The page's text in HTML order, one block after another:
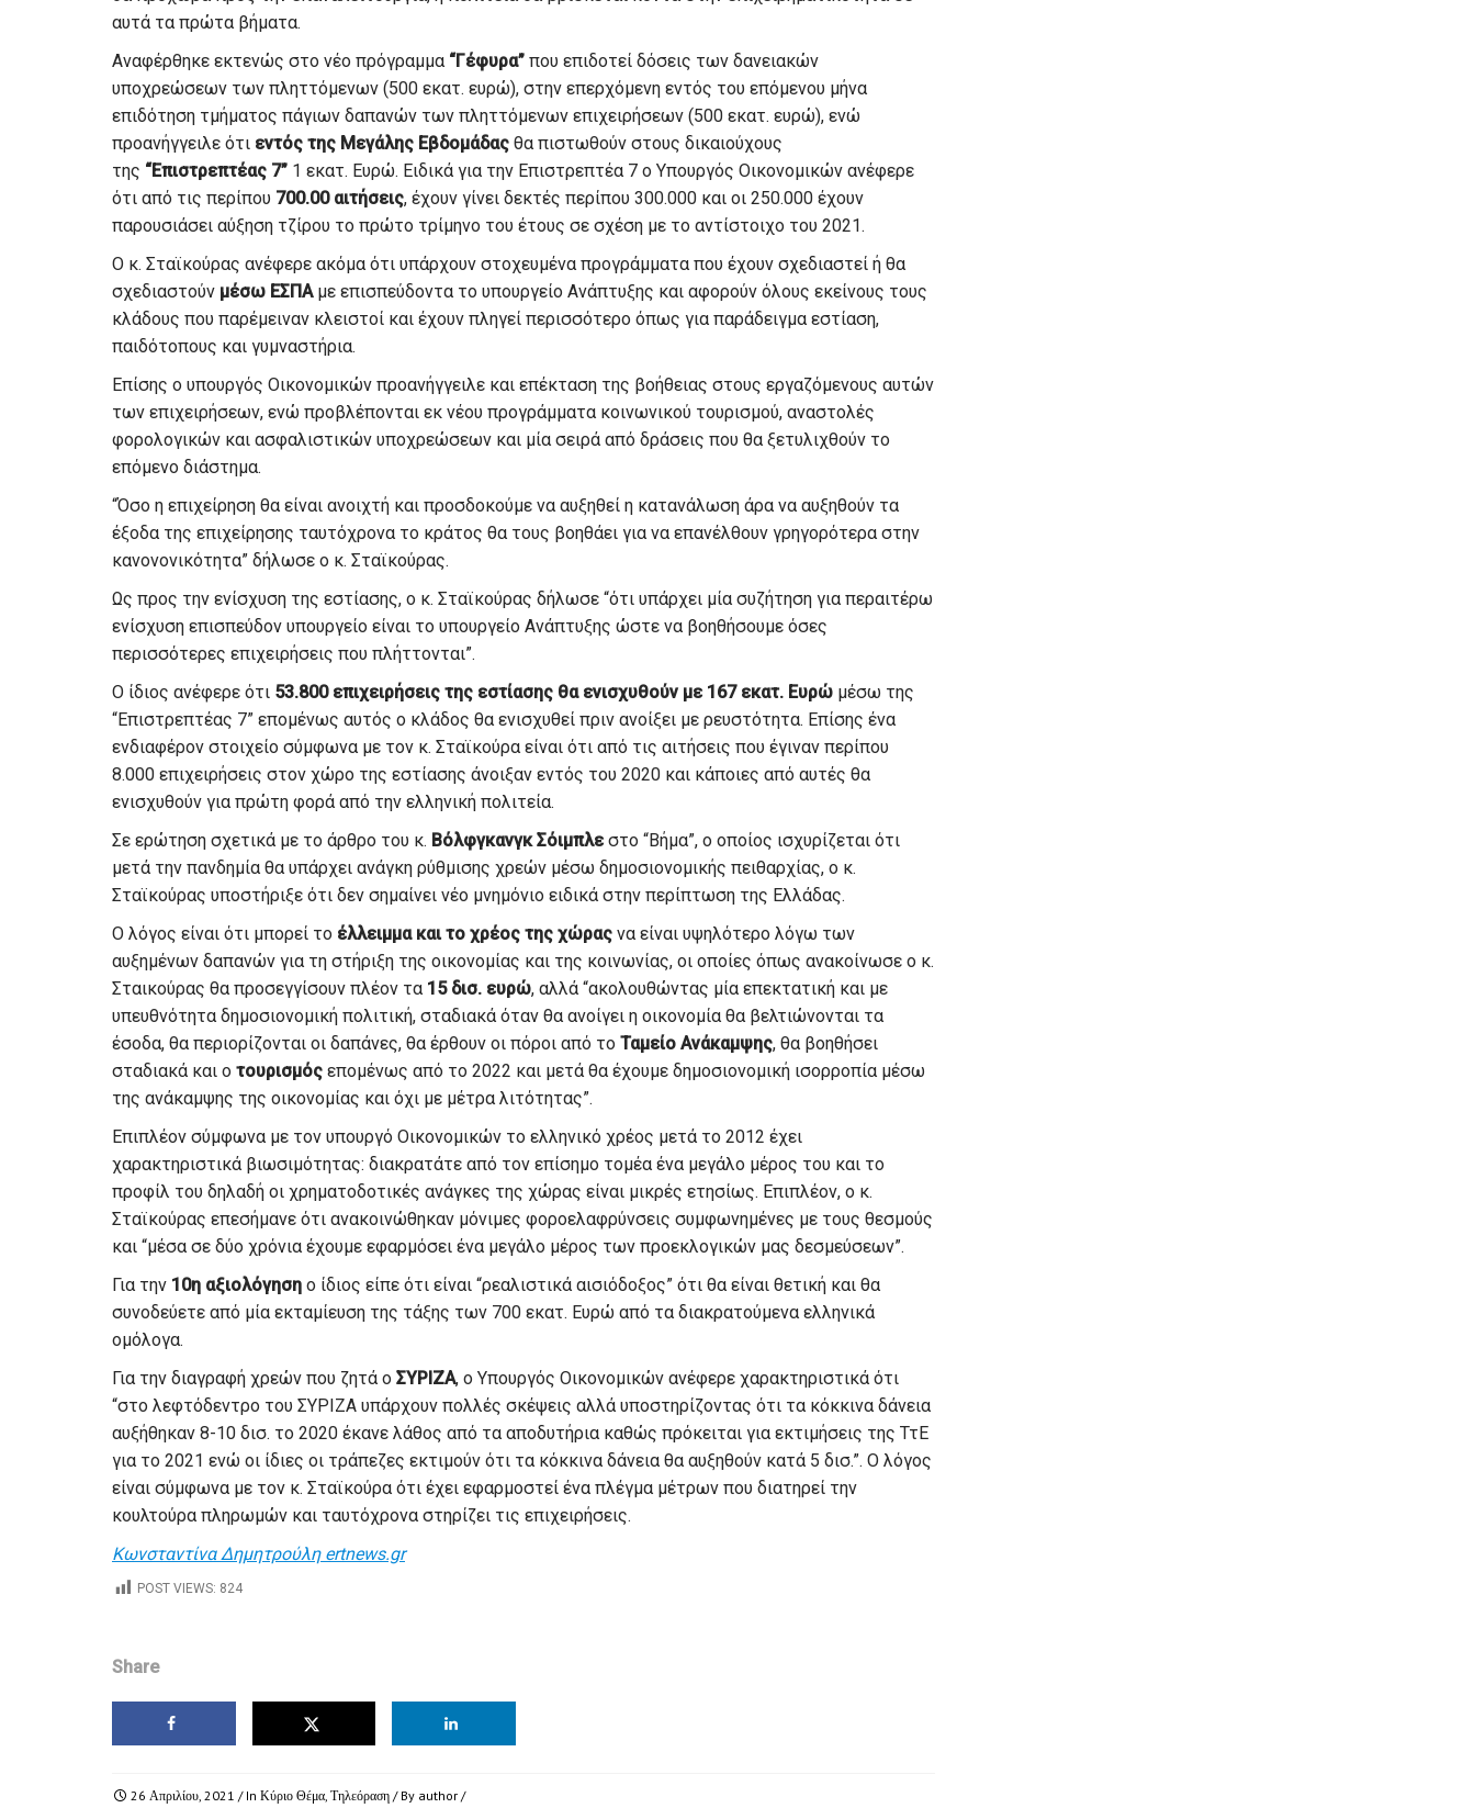
αυτά τα πρώτα βήματα.
Αναφέρθηκε εκτενώς στο νέο πρόγραμμα “Γέφυρα” που επιδοτεί δόσεις των δανειακών
υποχρεώσεων των πληττόμενων (500 εκατ. ευρώ), στην επερχόμενη εντός του επόμενου μήνα
επιδότηση τμήματος πάγιων δαπανών των πληττόμενων επιχειρήσεων (500 εκατ. ευρώ), ενώ
προανήγγειλε ότι εντός της Μεγάλης Εβδομάδας θα πιστωθούν στους δικαιούχους
της “Επιστρεπτέας 7” 1 εκατ. Ευρώ. Ειδικά για την Επιστρεπτέα 7 ο Υπουργός Οικονομικών ανέφερε
ότι από τις περίπου 700.00 αιτήσεις, έχουν γίνει δεκτές περίπου 300.000 και οι 250.000 έχουν
παρουσιάσει αύξηση τζίρου το πρώτο τρίμηνο του έτους σε σχέση με το αντίστοιχο του 2021.
Ο κ. Σταϊκούρας ανέφερε ακόμα ότι υπάρχουν στοχευμένα προγράμματα που έχουν σχεδιαστεί ή θα
σχεδιαστούν μέσω ΕΣΠΑμε επισπεύδοντα το υπουργείο Ανάπτυξης και αφορούν όλους εκείνους τους
κλάδους που παρέμειναν κλειστοί και έχουν πληγεί περισσότερο όπως για παράδειγμα εστίαση,
παιδότοπους και γυμναστήρια.
Επίσης ο υπουργός Οικονομικών προανήγγειλε και επέκταση της βοήθειας στους εργαζόμενους αυτών
των επιχειρήσεων, ενώ προβλέπονται εκ νέου προγράμματα κοινωνικού τουρισμού, αναστολές
φορολογικών και ασφαλιστικών υποχρεώσεων και μία σειρά από δράσεις που θα ξετυλιχθούν το
επόμενο διάστημα.
“Όσο η επιχείρηση θα είναι ανοιχτή και προσδοκούμε να αυξηθεί η κατανάλωση άρα να αυξηθούν τα
έξοδα της επιχείρησης ταυτόχρονα το κράτος θα τους βοηθάει για να επανέλθουν γρηγορότερα στην
κανονονικότητα” δήλωσε ο κ. Σταϊκούρας.
Ως προς την ενίσχυση της εστίασης, ο κ. Σταϊκούρας δήλωσε “ότι υπάρχει μία συζήτηση για περαιτέρω
ενίσχυση επισπεύδον υπουργείο είναι το υπουργείο Ανάπτυξης ώστε να βοηθήσουμε όσες
περισσότερες επιχειρήσεις που πλήττονται”.
Ο ίδιος ανέφερε ότι 53.800 επιχειρήσεις της εστίασης θα ενισχυθούν με 167 εκατ. Ευρώ μέσω της
“Επιστρεπτέας 7” επομένως αυτός ο κλάδος θα ενισχυθεί πριν ανοίξει με ρευστότητα. Επίσης ένα
ενδιαφέρον στοιχείο σύμφωνα με τον κ. Σταϊκούρα είναι ότι από τις αιτήσεις που έγιναν περίπου
8.000 επιχειρήσεις στον χώρο της εστίασης άνοιξαν εντός του 2020 και κάποιες από αυτές θα
ενισχυθούν για πρώτη φορά από την ελληνική πολιτεία.
Σε ερώτηση σχετικά με το άρθρο του κ. Βόλφγκανγκ Σόιμπλε στο “Βήμα”, ο οποίος ισχυρίζεται ότι
μετά την πανδημία θα υπάρχει ανάγκη ρύθμισης χρεών μέσω δημοσιονομικής πειθαρχίας, ο κ.
Σταϊκούρας υποστήριξε ότι δεν σημαίνει νέο μνημόνιο ειδικά στην περίπτωση της Ελλάδας.
Ο λόγος είναι ότι μπορεί το έλλειμμα και το χρέος της χώρας να είναι υψηλότερο λόγω των
αυξημένων δαπανών για τη στήριξη της οικονομίας και της κοινωνίας, οι οποίες όπως ανακοίνωσε ο κ.
Σταικούρας θα προσεγγίσουν πλέον τα 15 δισ. ευρώ, αλλά “ακολουθώντας μία επεκτατική και με
υπευθνότητα δημοσιονομική πολιτική, σταδιακά όταν θα ανοίγει η οικονομία θα βελτιώνονται τα
έσοδα, θα περιορίζονται οι δαπάνες, θα έρθουν οι πόροι από το Ταμείο Ανάκαμψης, θα βοηθήσει
σταδιακά και ο τουρισμός επομένως από το 2022 και μετά θα έχουμε δημοσιονομική ισορροπία μέσω
της ανάκαμψης της οικονομίας και όχι με μέτρα λιτότητας”.
Επιπλέον σύμφωνα με τον υπουργό Οικονομικών το ελληνικό χρέος μετά το 2012 έχει
χαρακτηριστικά βιωσιμότητας: διακρατάτε από τον επίσημο τομέα ένα μεγάλο μέρος του και το
προφίλ του δηλαδή οι χρηματοδοτικές ανάγκες της χώρας είναι μικρές ετησίως. Επιπλέον, ο κ.
Σταϊκούρας επεσήμανε ότι ανακοινώθηκαν μόνιμες φοροελαφρύνσεις συμφωνημένες με τους θεσμούς
και “μέσα σε δύο χρόνια έχουμε εφαρμόσει ένα μεγάλο μέρος των προεκλογικών μας δεσμεύσεων”.
Για την 10η αξιολόγηση ο ίδιος είπε ότι είναι “ρεαλιστικά αισιόδοξος” ότι θα είναι θετική και θα
συνοδεύετε από μία εκταμίευση της τάξης των 700 εκατ. Ευρώ από τα διακρατούμενα ελληνικά
ομόλογα.
Για την διαγραφή χρεών που ζητά ο ΣΥΡΙΖΑ, ο Υπουργός Οικονομικών ανέφερε χαρακτηριστικά ότι
“στο λεφτόδεντρο του ΣΥΡΙΖΑ υπάρχουν πολλές σκέψεις αλλά υποστηρίζοντας ότι τα κόκκινα δάνεια
αυξήθηκαν 8-10 δισ. το 2020 έκανε λάθος από τα αποδυτήρια καθώς πρόκειται για εκτιμήσεις της ΤτΕ
για το 2021 ενώ οι ίδιες οι τράπεζες εκτιμούν ότι τα κόκκινα δάνεια θα αυξηθούν κατά 5 δισ.”. Ο λόγος
είναι σύμφωνα με τον κ. Σταϊκούρα ότι έχει εφαρμοστεί ένα πλέγμα μέτρων που διατηρεί την
κουλτούρα πληρωμών και ταυτόχρονα στηρίζει τις επιχειρήσεις.
Κωνσταντίνα Δημητρούλη ertnews.gr
POST VIEWS: 824
Share
26 Απριλίου, 2021 / In Κύριο Θέμα, Τηλεόραση / By author /